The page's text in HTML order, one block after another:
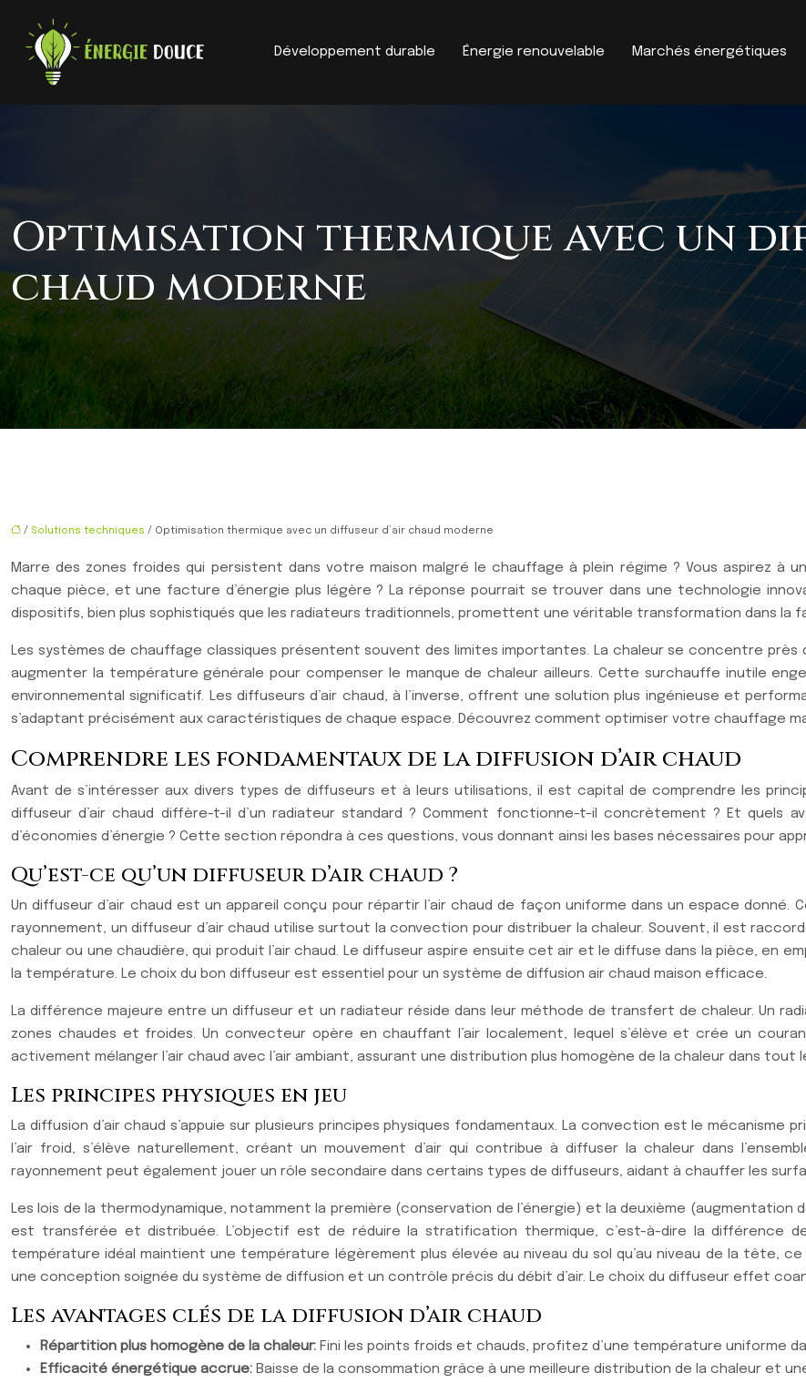
Développement durable Énergie renouvelable Marchés énergétiques
Optimisation thermique avec un
chaud moderne
/ Solutions techniques / Optimisation thermique avec un diffuseur d’air chaud moderne
Marre des zones froides qui persistent dans votre maison malgré le chauffage à plein régime ? Vous aspirez à
chaque pièce, et une facture d’énergie plus légère ? La réponse pourrait se trouver dans une technologie
dispositifs, bien plus sophistiqués que les radiateurs traditionnels, promettent une véritable transformation dans la
Les systèmes de chauffage classiques présentent souvent des limites importantes. La chaleur se concentre
augmenter la température générale pour compenser le manque de chaleur ailleurs. Cette surchauffe inutile
environnemental significatif. Les diffuseurs d’air chaud, à l’inverse, offrent une solution plus ingénieuse et
s’adaptant précisément aux caractéristiques de chaque espace. Découvrez comment optimiser votre chauffage
Comprendre les fondamentaux de la diffusion d’air chaud
Avant de s’intéresser aux divers types de diffuseurs et à leurs utilisations, il est capital de comprendre les
diffuseur d’air chaud diffère-t-il d’un radiateur standard ? Comment fonctionne-t-il concrètement ? Et
d’économies d’énergie ? Cette section répondra à ces questions, vous donnant ainsi les bases nécessaires pour
Qu’est-ce qu’un diffuseur d’air chaud ?
Un diffuseur d’air chaud est un appareil conçu pour répartir l’air chaud de façon uniforme dans un espace
rayonnement, un diffuseur d’air chaud utilise surtout la convection pour distribuer la chaleur. Souvent, il est
chaleur ou une chaudière, qui produit l’air chaud. Le diffuseur aspire ensuite cet air et le diffuse dans la pièce, en
la température. Le choix du bon diffuseur est essentiel pour un système de diffusion air chaud maison efficace.
La différence majeure entre un diffuseur et un radiateur réside dans leur méthode de transfert de chaleur. Un
zones chaudes et froides. Un convecteur opère en chauffant l’air localement, lequel s’élève et crée un
activement mélanger l’air chaud avec l’air ambiant, assurant une distribution plus homogène de la chaleur dans tout
Les principes physiques en jeu
La diffusion d’air chaud s’appuie sur plusieurs principes physiques fondamentaux. La convection est le mécanisme
l’air froid, s’élève naturellement, créant un mouvement d’air qui contribue à diffuser la chaleur dans
rayonnement peut également jouer un rôle secondaire dans certains types de diffuseurs, aidant à chauffer les
Les lois de la thermodynamique, notamment la première (conservation de l’énergie) et la deuxième (augmentation
est transférée et distribuée. L’objectif est de réduire la stratification thermique, c’est-à-dire la différence
température idéal maintient une température légèrement plus élevée au niveau du sol qu’au niveau de la tête,
une conception soignée du système de diffusion et un contrôle précis du débit d’air. Le choix du diffuseur effet
Les avantages clés de la diffusion d’air chaud
Répartition plus homogène de la chaleur: Fini les points froids et chauds, profitez d’une température uniforme
Efficacité énergétique accrue: Baisse de la consommation grâce à une meilleure distribution de la chaleur et